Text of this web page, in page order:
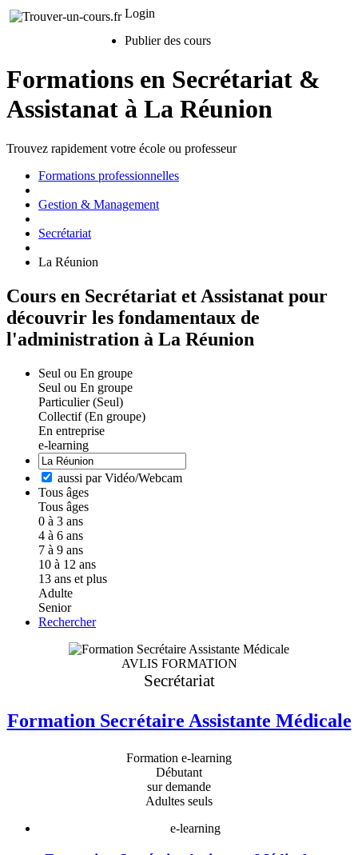
Login
Publier des cours
Formations en Secrétariat &
Assistanat à La Réunion
Trouvez rapidement votre école ou professeur
Formations professionnelles
Gestion & Management
Secrétariat
La Réunion
Cours en Secrétariat et Assistanat pour
découvrir les fondamentaux de
l'administration à La Réunion
Seul ou En groupe
Seul ou En groupe
Particulier (Seul)
Collectif (En groupe)
En entreprise
e-learning
aussi par Vidéo/Webcam
Tous âges
Tous âges
0 à 3 ans
4 à 6 ans
7 à 9 ans
10 à 12 ans
13 ans et plus
Adulte
Senior
Rechercher
AVLIS FORMATION
Secrétariat
Formation Secrétaire Assistante Médicale
Formation e-learning
Débutant
sur demande
Adultes seuls
e-learning